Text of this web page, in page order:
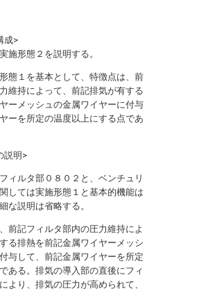
成>
施形態２を説明する。
態１を基本として、特徴点は、前
維持によって、前記排気が有する
ーメッシュの金属ワイヤーに付与
ーを所定の温度以上にする点であ
説明>
ィルタ部０８０２と、ベンチュリ
しては実施形態１と基本的機能は
な説明は省略する。
前記フィルタ部内の圧力維持によ
る排熱を前記金属ワイヤーメッシ
与して、前記金属ワイヤーを所定
ある。排気の導入部の直後にフィ
より、排気の圧力が高められて、